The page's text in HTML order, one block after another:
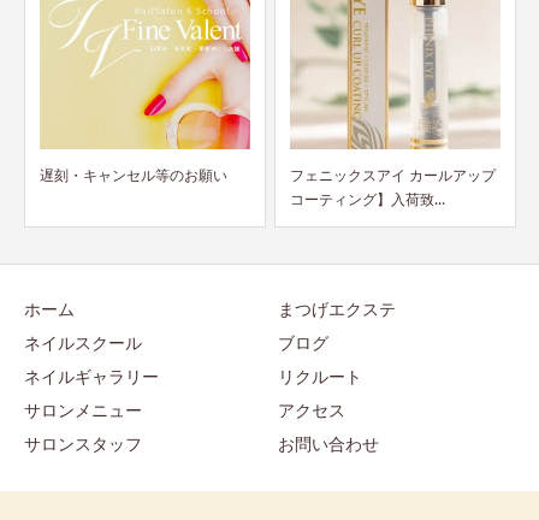
フェニックスアイ カールアップ
山梨で受講できる！フットケア
理論検定試験1名追加募...
ホーム
ネイルスクール
ネイルギャラリー
サロンメニュー
サロンスタッフ
まつげエクステ
ブログ
リクルート
アクセス
お問い合わせ